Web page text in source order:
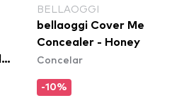
BELLAOGGI
bellaoggi Cover Me
Concealer - Honey
Concelar
-10%